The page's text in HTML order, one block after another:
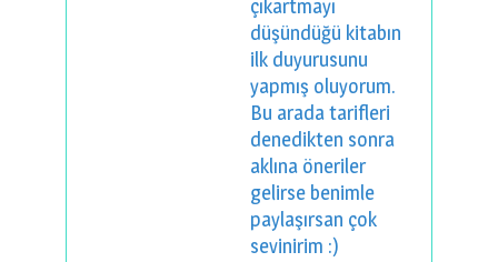
çıkartmayı
düşündüğü kitabın
ilk duyurusunu
yapmış oluyorum.
Bu arada tarifleri
denedikten sonra
aklına öneriler
gelirse benimle
paylaşırsan çok
sevinirim :)